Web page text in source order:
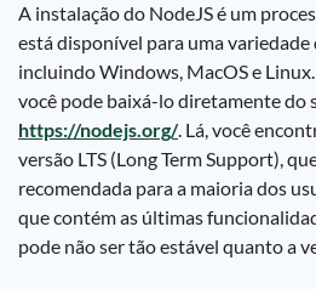
A instalação do NodeJS é um
está disponível para uma
incluindo Windows, MacOS e
você pode baixá-lo diretamente do
https://nodejs.org/. Lá, você
versão LTS (Long Term Support),
recomendada para a maioria dos
que contém as últimas
pode não ser tão estável quanto a